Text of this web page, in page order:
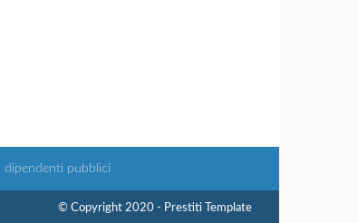
dipendenti pubblici
© Copyright 2020 - Prestiti Template